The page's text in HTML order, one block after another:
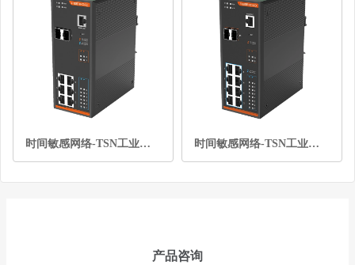
时间敏感网络-TSN工业以太网交换机-2光6电 时间敏感网络-TSN工业以太网交换机-2光8电
产品咨询